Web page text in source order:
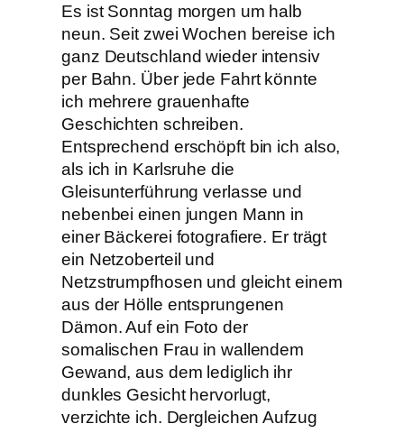
Es ist Sonntag morgen um halb
neun. Seit zwei Wochen bereise ich
ganz Deutschland wieder intensiv
per Bahn. Über jede Fahrt könnte
ich mehrere grauenhafte
Geschichten schreiben.
Entsprechend erschöpft bin ich also,
als ich in Karlsruhe die
Gleisunterführung verlasse und
nebenbei einen jungen Mann in
einer Bäckerei fotografiere. Er trägt
ein Netzoberteil und
Netzstrumpfhosen und gleicht einem
aus der Hölle entsprungenen
Dämon. Auf ein Foto der
somalischen Frau in wallendem
Gewand, aus dem lediglich ihr
dunkles Gesicht hervorlugt,
verzichte ich. Dergleichen Aufzug